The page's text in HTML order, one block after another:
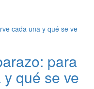
para
qué se ve